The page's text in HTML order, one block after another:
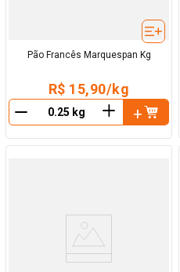
Pão Francês Marquespan Kg
R$ 15,90/kg
＋